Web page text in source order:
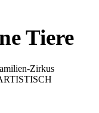
Tiere
Zirkus